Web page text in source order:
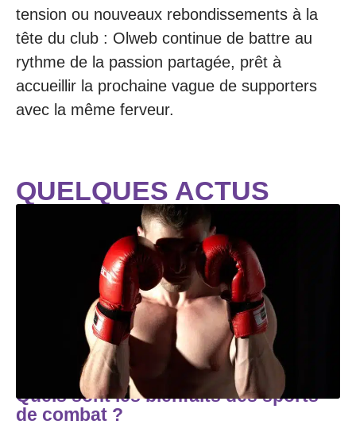
tension ou nouveaux rebondissements à la
tête du club : Olweb continue de battre au
rythme de la passion partagée, prêt à
accueillir la prochaine vague de supporters
avec la même ferveur.
QUELQUES ACTUS
Quels sont les bienfaits des sports
de combat ?